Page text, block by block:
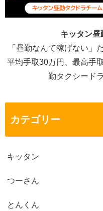
キッタン昼
「昼勤なんて稼げない」
平均手取30万円、最高手
勤タクシード
カテゴリー
キッタン
つーさん
とんくん